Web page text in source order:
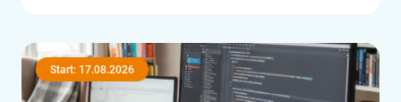
Start: 17.08.2026